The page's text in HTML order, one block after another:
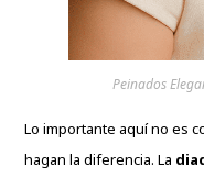
Peinados
Lo importante aquí no es
hagan la diferencia. La